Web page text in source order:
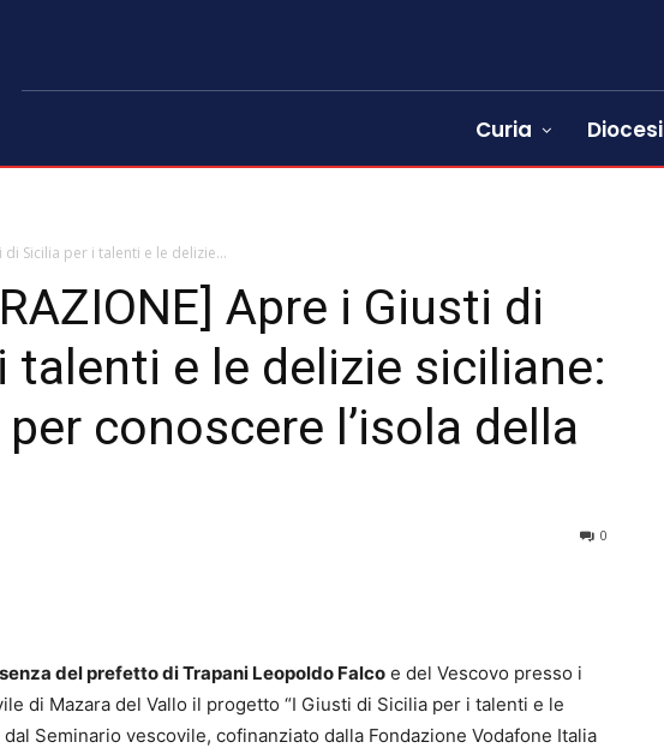
Curia Diocesi
di Sicilia per i talenti e le delizie...
Apre i Giusti di
talenti e le delizie siciliane:
conoscere l’isola della
0
del prefetto di Trapani Leopoldo Falco e del Vescovo presso i
di Mazara del Vallo il progetto “I Giusti di Sicilia per i talenti e le
Seminario vescovile, cofinanziato dalla Fondazione Vodafone Italia